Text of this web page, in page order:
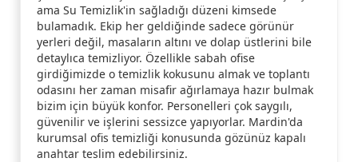
ama Su Temizlik'in sağladığı düzeni kimsede
bulamadık. Ekip her geldiğinde sadece görünür
yerleri değil, masaların altını ve dolap üstlerini bile
detaylıca temizliyor. Özellikle sabah ofise
girdiğimizde o temizlik kokusunu almak ve toplantı
odasını her zaman misafir ağırlamaya hazır bulmak
bizim için büyük konfor. Personelleri çok saygılı,
güvenilir ve işlerini sessizce yapıyorlar. Mardin'da
kurumsal ofis temizliği konusunda gözünüz kapalı
anahtar teslim edebilirsiniz.